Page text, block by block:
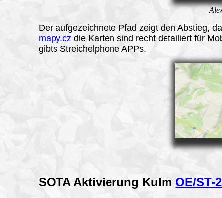
Der aufgezeichnete Pfad zeigt den Abstieg,
mapy.czdie Karten sind recht detailiert für
gibts Streichelphone APPs.
SOTA Aktivierung Kulm OE/ST-